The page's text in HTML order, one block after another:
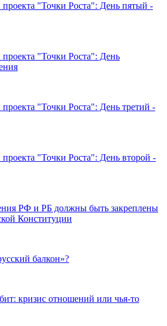
"Точки Роста": День пятый -
"Точки Роста": День
"Точки Роста": День третий -
"Точки Роста": День второй -
РФ и РБ должны быть закреплены
Конституции
балкон»?
кризис отношений или чья-то